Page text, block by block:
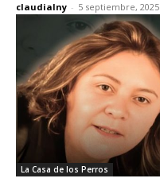
claudialny - 5 septiembre, 2025
La Casa de los Perros